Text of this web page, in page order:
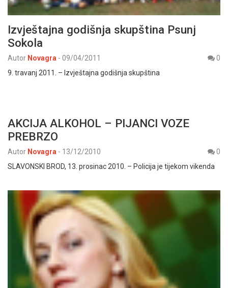
Izvještajna godišnja skupština Psunj
Sokola
Autor Novagra - 09/04/2011
0
9. travanj 2011. – Izvještajna godišnja skupština
AKCIJA ALKOHOL – PIJANCI VOZE
PREBRZO
Autor Novagra - 13/12/2010
0
SLAVONSKI BROD, 13. prosinac 2010. – Policija je tijekom vikenda